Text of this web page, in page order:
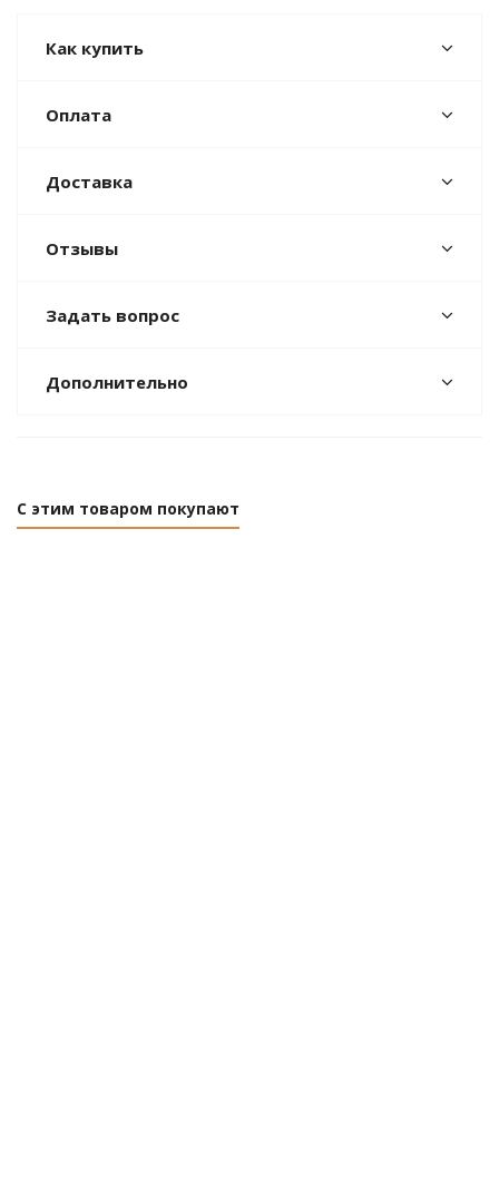
Как купить
Оплата
Доставка
Отзывы
Задать вопрос
Дополнительно
С этим товаром покупают